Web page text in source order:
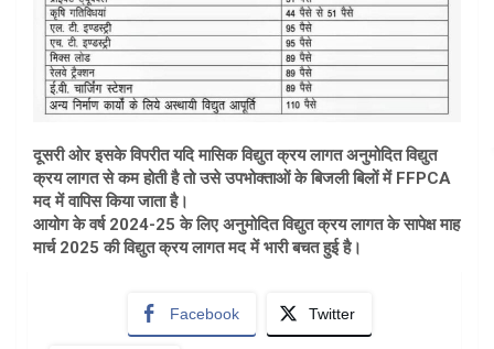
दूसरी ओर इसके विपरीत यदि मासिक विद्युत क्रय लागत अनुमोदित विद्युत
क्रय लागत से कम होती है तो उसे उपभोक्ताओं के बिजली बिलों में FFPCA
मद में वापिस किया जाता है।
आयोग के वर्ष 2024-25 के लिए अनुमोदित विद्युत क्रय लागत के सापेक्ष माह
मार्च 2025 की विद्युत क्रय लागत मद में भारी बचत हुई है।
Facebook Twitter